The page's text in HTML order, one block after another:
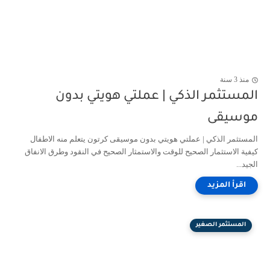
منذ 3 سنة
المستثمر الذكي | عملتي هويتي بدون
موسيقى
المستثمر الذكي | عملتي هويتي بدون موسيقى كرتون يتعلم منه الاطفال
كيفية الاستثمار الصحيح للوقت والاستمثار الصحيح في النقود وطرق الانفاق
الجيد...
المستثمر الصغير